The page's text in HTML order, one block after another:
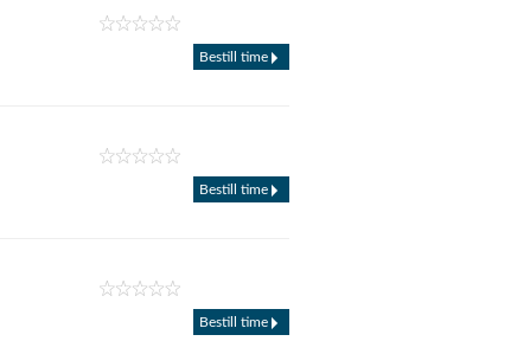
Bestill time
Bestill time
Bestill time